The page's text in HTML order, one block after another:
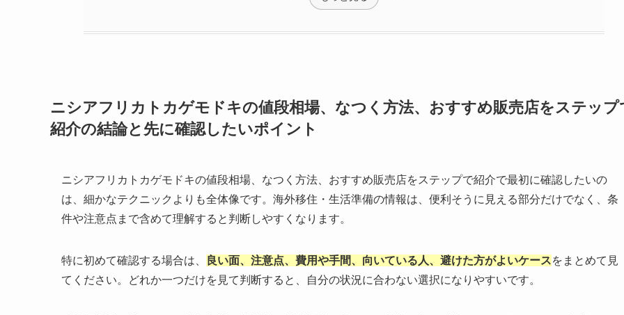
ニシアフリカトカゲモドキの値段相場、なつく方法、おすすめ販売店をステップ
紹介の結論と先に確認したいポイント
ニシアフリカトカゲモドキの値段相場、なつく方法、おすすめ販売店をステップで紹介で最初に確認したいの
は、細かなテクニックよりも全体像です。海外移住・生活準備の情報は、便利そうに見える部分だけでなく、条
件や注意点まで含めて理解すると判断しやすくなります。
特に初めて確認する場合は、 良い面、注意点、費用や手間、向いている人、避けた方がよいケースをまとめて見
てください。どれか一つだけを見て判断すると、自分の状況に合わない選択になりやすいです。